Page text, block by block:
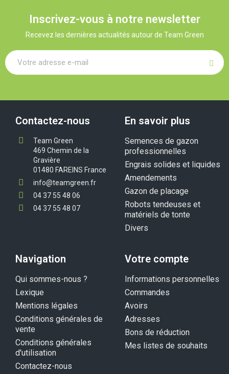
Inscrivez-vous à notre newsletter
Recevez les dernières actualités autour de Team Green
Contactez-nous
Team Green
469 Chemin de la
Gravière
01480 FAREINS France
info@teamgreen.fr
04 37 55 48 06
04 37 55 48 07
En savoir plus
Semences de gazon
professionnelles
Engrais solides et liquides
Amendements
Gazon de placage
Robots tendeuses et
matériels de tonte
Divers
Navigation
Qui sommes-nous ?
Lexique
Mentions légales
Conditions générales de
vente
Conditions générales
d'utilisation
Contactez-nous
Votre compte
Informations personnelles
Commandes
Avoirs
Adresses
Bons de réduction
Mes listes de souhaits